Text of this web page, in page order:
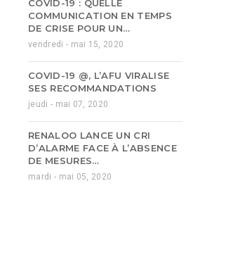
COVID-19 : QUELLE
COMMUNICATION EN TEMPS
DE CRISE POUR UN…
vendredi - mai 15, 2020
COVID-19 @, L’AFU VIRALISE
SES RECOMMANDATIONS
jeudi - mai 07, 2020
RENALOO LANCE UN CRI
D’ALARME FACE À L’ABSENCE
DE MESURES…
mardi - mai 05, 2020